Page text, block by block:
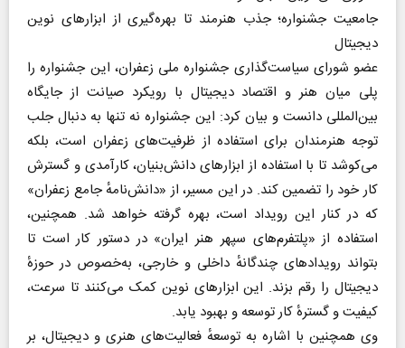
جامعیت جشنواره؛ جذب هنرمند تا بهره‌گیری از ابزار‌های نوین
دیجیتال
عضو شورای سیاست‌گذاری جشنواره ملی زعفران، این جشنواره را
پلی میان هنر و اقتصاد دیجیتال با رویکرد صیانت از جایگاه
بین‌المللی دانست و بیان کرد: این جشنواره نه تنها به دنبال جلب
توجه هنرمندان برای استفاده از ظرفیت‌های زعفران است، بلکه
می‌کوشد تا با استفاده از ابزار‌های دانش‌بنیان، کارآمدی و گسترش
کار خود را تضمین کند. در این مسیر، از «دانش‌نامهٔ جامع زعفران»
که در کنار این رویداد است، بهره گرفته خواهد شد. همچنین،
استفاده از «پلتفرم‌های سپهر هنر ایران» در دستور کار است تا
بتواند رویداد‌های چندگانهٔ داخلی و خارجی، به‌خصوص در حوزهٔ
دیجیتال را رقم بزند. این ابزار‌های نوین کمک می‌کنند تا سرعت،
کیفیت و گسترهٔ کار توسعه و بهبود یابد.
وی همچنین با اشاره به توسعهٔ فعالیت‌های هنری و دیجیتال، بر